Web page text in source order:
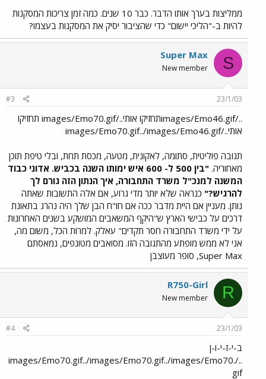
ממליצות בערך אותו הדבר. כבר 10 שנים. כמה זמן צריכות המסקנות
להיות ב-"הליכי יישום" כדי שהציבור יסיק את המסקנות בעצמו?
S
Super Max
New member
23/1/03
#3
../images/Emo46.gifתחזיקו אותי../images/Emo70.gif תחזיקו
אותי../images/Emo70.gif../images/Emo46.gif
תגובה פוליטית, סתומה, לאקונית, מטעה, מכסת תחת, ובלי טיפת תוכן
מאחוריה.
"בין 500 ל- 600 איש ימותו השנה בכביש. אדוני כבוד
המשנה למנכ"ל משרד התחבורה, איך הנתון הזה גורם לך
להרגיש?" כנראה שלא יותר מדי גרוע, אם אלה התשובות שאתה
נותן. מעניין אם היית מדבר ככה אם חו"ח הבן שלך היה נהרג בתאונת
דרכים על כבישי הארץ ש"היקף המשאבים המושקע בשנים האחרונות
על ידי משרד התחבורה חסר תקדים" עאלק. למרות הכל, משום מה,
אני לא ממש מופתע מהתגובה הזו. מסואבים מטונפים, נמאסתם
Super Max, סופר מעוצבן
R
R750-Girl
New member
23/1/03
#4
ב-י-ז-י-ו-ן
../images/Emo70.gif../images/Emo70.gif../images/Emo70.
gif